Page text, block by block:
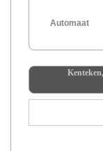
Automaat